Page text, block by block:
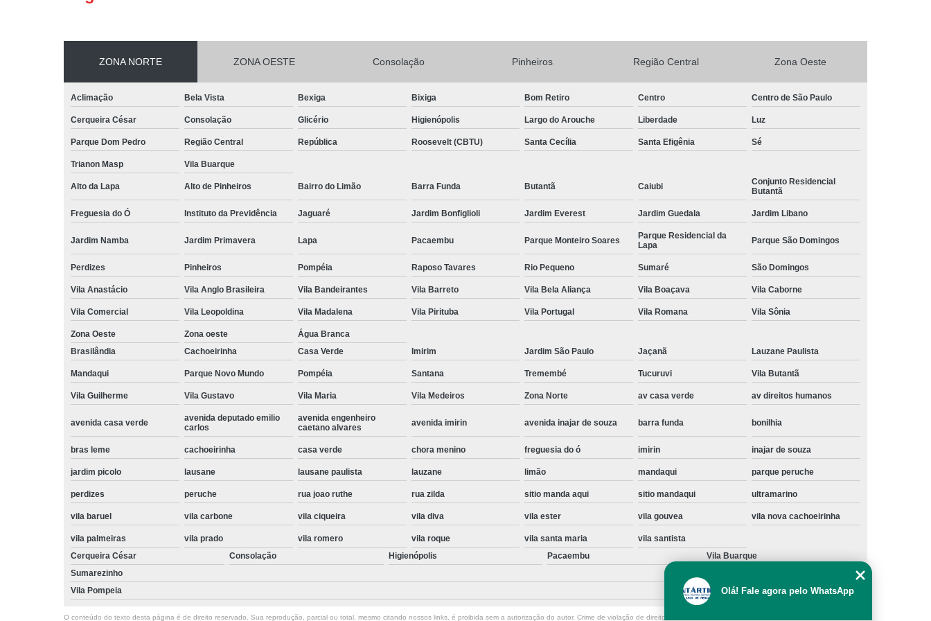
Conserto de Adega Brastemp
Conserto de Adega Climatizada
Conserto de Adega de Vinho
Conserto de Adega Quebrada
Conserto Placa Adega
Conserto de Geladeira Expositora
Conserto de Geladeira Expositora de Bebidas
Conserto de Geladeira Expositora Vertical
Conserto e Assistencia de Geladeira Expositora
Conserto Geladeira Expositora
Conserto para Geladeira Expositora
Conserto para Geladeira Expositora de Bar
Brastemp Instalação de Fogão
Instalação de Fogão
Instalação de Fogão a Gas
Instalação de Fogão Brastemp
Instalação de Fogão Cooktop
Instalação de Fogão de Embutir
Instalação de Fogão Gás Encanado
Instalação Fogão
Instalação Eletrica Maquina de Lavar Roupa
Instalação Maquina de Lavar Roupa
Instalação Maquina de Lavar Samsung
Instalação Maquina Lavar e Seca
Instalação para Maquina de Lavar Roupa
Instalar Maquina de Lavar Samsung
Instalar Maquina Lavar Roupa
Maquina de Lavar Roupa Instalação
Samsung Instalação Maquina de Lavar
Instalação de Lava e Seca
Instalação de Lava e Seca Samsung
Instalação de Maquina Lava e Seca
Instalação Lava e Seca
Instalação Lava e Seca Samsung
Instalação Lava Seca
Instalação Maquina Lava e Seca
Instalação Maquina Lava e Seca Samsung
Instalação Samsung Lava e Seca
Lava e Seca Instalação
Lava e Seca Samsung Instalação
Samsung Instalação Lava e Seca
Manutenção de Fogão
Manutenção de Fogão a Gas
Manutenção de Fogão Cooktop
ZONA NORTE ZONA OESTE Consolação Pinheiros Região Central Zona Oeste
Aclimação Bela Vista Bexiga Bixiga Bom Retiro Centro Centro de São Paulo
Cerqueira César Consolação Glicério Higienópolis Largo do Arouche Liberdade Luz
Parque Dom Pedro Região Central República Roosevelt (CBTU) Santa Cecília Santa Efigênia Sé
Trianon Masp Vila Buarque
Alto da Lapa Alto de Pinheiros Bairro do Limão Barra Funda Butantã Caiubi
Conjunto Residencial
Butantã
Freguesia do Ó Instituto da Previdência Jaguaré Jardim Bonfiglioli Jardim Everest Jardim Guedala Jardim Libano
Jardim Namba Jardim Primavera Lapa Pacaembu Parque Monteiro Soares
Parque Residencial da
Lapa
Parque São Domingos
Perdizes Pinheiros Pompéia Raposo Tavares Rio Pequeno Sumaré São Domingos
Vila Anastácio Vila Anglo Brasileira Vila Bandeirantes Vila Barreto Vila Bela Aliança Vila Boaçava Vila Caborne
Vila Comercial Vila Leopoldina Vila Madalena Vila Pirituba Vila Portugal Vila Romana Vila Sônia
Zona Oeste Zona oeste
Água Branca
Brasilândia
Cachoeirinha Casa Verde Imirim Jardim São Paulo Jaçanã Lauzane Paulista
Mandaqui Parque Novo Mundo Pompéia Santana Tremembé Tucuruvi Vila Butantã
Vila Guilherme Vila Gustavo Vila Maria Vila Medeiros Zona Norte av casa verde av direitos humanos
avenida casa verde
avenida deputado emilio
carlos
avenida engenheiro
caetano alvares
avenida imirin avenida inajar de souza barra funda bonilhia
bras leme cachoeirinha casa verde chora menino freguesia do ó imirin inajar de souza
jardim picolo lausane lausane paulista lauzane limão mandaqui parque peruche
perdizes peruche rua joao ruthe rua zilda sitio manda aqui sitio mandaqui ultramarino
vila baruel vila carbone vila ciqueira vila diva vila ester vila gouvea vila nova cachoeirinha
vila palmeiras vila prado vila romero vila roque vila santa maria
vila santista
Cerqueira César
Consolação Higienópolis Pacaembu
Vila Buarque
Sumarezinho
Vila Pompeia
O conteúdo do texto desta página é de direito reservado. Sua reprodução, parcial ou total, mesmo citando nossos links, é proibida sem a autorização do autor. Crime de violação de direito autoral – artigo 184 do Código Penal –
Olá! Fale agora pelo WhatsApp